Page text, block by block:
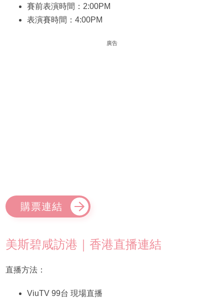
賽前表演時間：2:00PM
表演賽時間：4:00PM
廣告
購票連結
美斯碧咸訪港｜香港直播連結
直播方法：
ViuTV 99台 現場直播